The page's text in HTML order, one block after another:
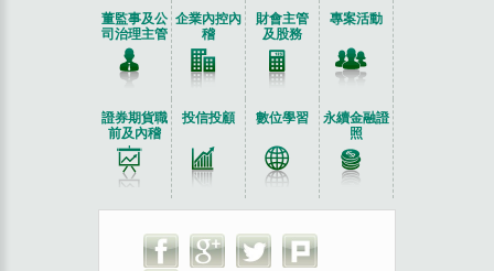
董監事及公
司治理主管
企業內控內
稽
財會主管
及股務
專案活動
證券期貨職
前及內稽
投信投顧 數位學習
永續金融證
照